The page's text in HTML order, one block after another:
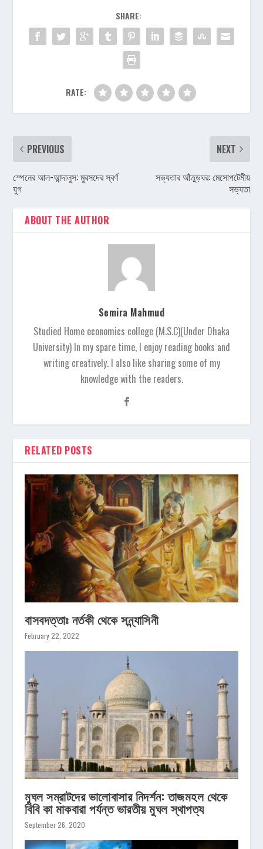
SHARE:
RATE:
PREVIOUS
স্পেনের আল-আন্দালুস: মুরসদের স্বর্ণ
যুগ
NEXT
সভ্যতার আঁতুড়ঘর: মেসোপটেমীয়
সভ্যতা
ABOUT THE AUTHOR
Semira Mahmud
Studied Home economics college (M.S.C)(Under Dhaka
University) In my spare time, I enjoy reading books and
writing creatively. I also like sharing some of my
knowledge with the readers.
RELATED POSTS
বাসবদত্তাঃ নর্তকী থেকে সন্ন্যাসিনী
February 22, 2022
মুঘল সম্রাটদের ভালোবাসার নিদর্শন: তাজমহল থেকে
বিবি কা মাকবারা পর্যন্ত ভারতীয় মুঘল স্থাপত্য
September 26, 2020